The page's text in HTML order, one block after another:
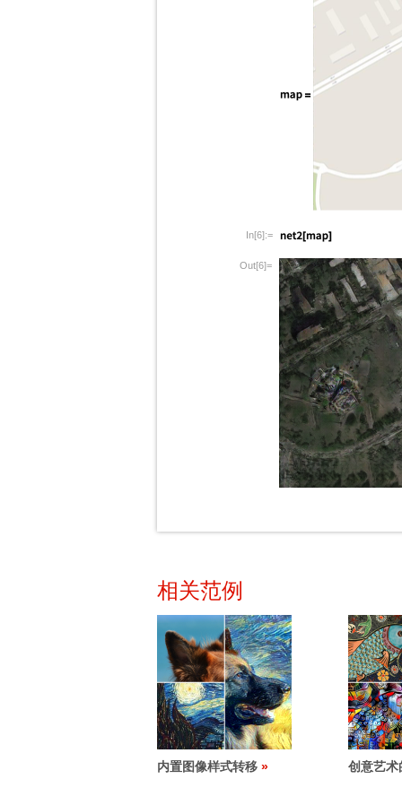
In[6]:=
Out[6]=
相关范例
内置图像样式转移 创意艺术